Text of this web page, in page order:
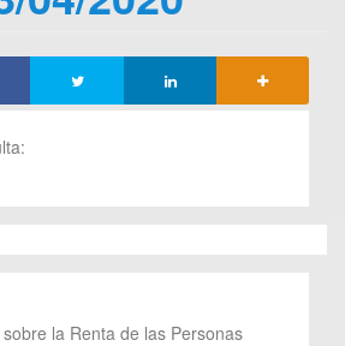
la Renta de las Personas